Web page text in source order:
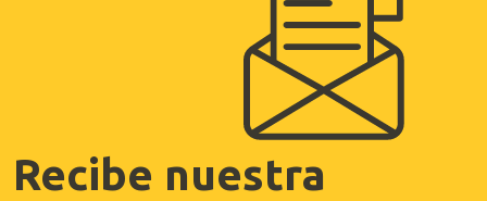
Recibe nuestra